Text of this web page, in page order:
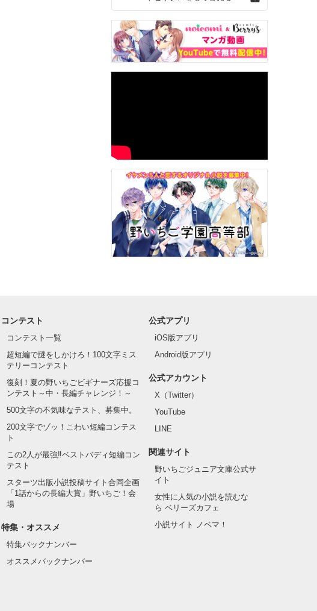
コンテスト
コンテスト一覧
超短編で謎をしかけろ！100文字ミス
テリーコンテスト
復刻！夏の野いちごビギナーズ応援コ
ンテスト～中・長編チャレンジ！～
500文字の不気味なテスト、募集中。
200文字でゾッ！こわい短編コンテス
ト
この2人が最強‼ベストバディ短編コン
テスト
スターツ出版小説投稿サイト合同企画
「1話からの長編大賞」野いちご！会
場
特集・オススメ
特集バックナンバー
オススメバックナンバー
公式アプリ
iOS版アプリ
Android版アプリ
公式アカウント
X（Twitter）
YouTube
LINE
関連サイト
野いちごジュニア文庫公式サ
イト
女性に人気の小説を読むな
ら ベリーズカフェ
小説サイト ノベマ！